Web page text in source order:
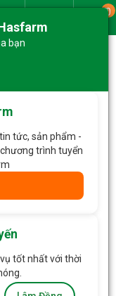
0
bạn
tức, sản phẩm -
trình tuyển
tốt nhất với thời